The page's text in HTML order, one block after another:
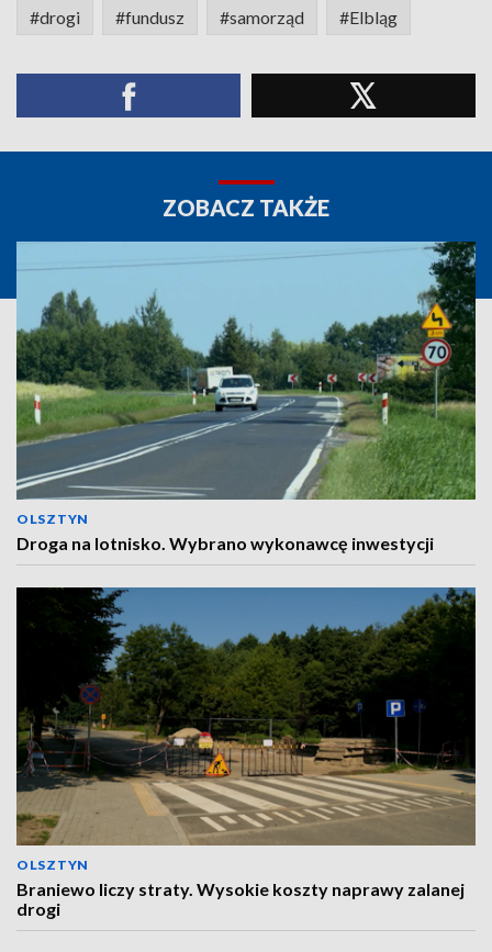
#drogi #fundusz #samorząd #Elbląg
ZOBACZ TAKŻE
OLSZTYN
Droga na lotnisko. Wybrano wykonawcę inwestycji
OLSZTYN
Braniewo liczy straty. Wysokie koszty naprawy zalanej
drogi